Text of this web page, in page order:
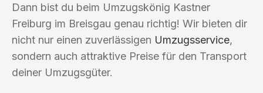
Dann bist du beim Umzugskönig Kastner
Freiburg im Breisgau genau richtig! Wir bieten dir
nicht nur einen zuverlässigen Umzugsservice,
sondern auch attraktive Preise für den Transport
deiner Umzugsgüter.